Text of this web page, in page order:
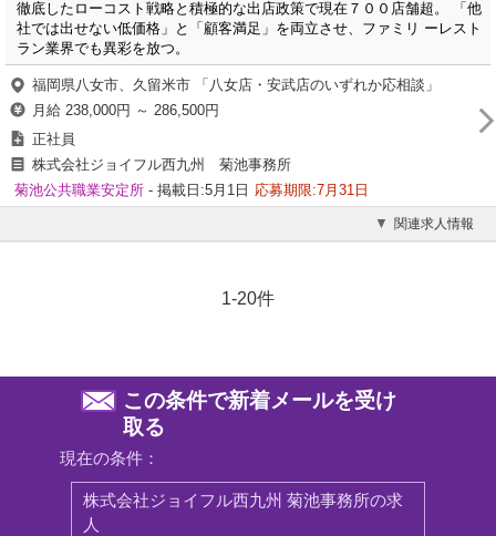
徹底したローコスト戦略と積極的な出店政策で現在７００店舗超。 「他
社では出せない低価格」と「顧客満足」を両立させ、ファミリ ーレスト
ラン業界でも異彩を放つ。
福岡県八女市、久留米市 「八女店・安武店のいずれか応相談」
月給 238,000円 ～ 286,500円
正社員
株式会社ジョイフル西九州 菊池事務所
菊池公共職業安定所 - 掲載日:5月1日 応募期限:7月31日
関連求人情報
1-20件
この条件で新着メールを受け
取る
現在の条件：
株式会社ジョイフル西九州 菊池事務所の求
人